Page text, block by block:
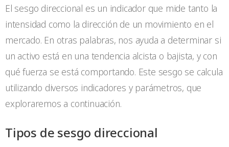
El sesgo direccional es un indicador que mide tanto la
intensidad como la dirección de un movimiento en el
mercado. En otras palabras, nos ayuda a determinar si
un activo está en una tendencia alcista o bajista, y con
qué fuerza se está comportando. Este sesgo se calcula
utilizando diversos indicadores y parámetros, que
exploraremos a continuación.
Tipos de sesgo direccional